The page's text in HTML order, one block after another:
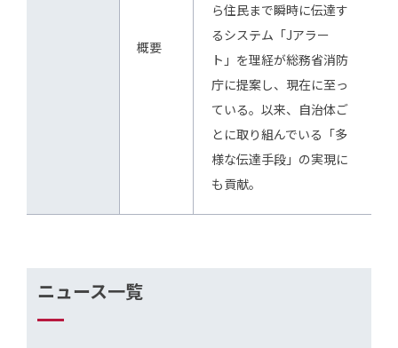
ニュース一覧
概要
ら住民まで瞬時に伝達す
るシステム「Jアラー
ト」を理経が総務省消防
庁に提案し、現在に至っ
ている。以来、自治体ご
とに取り組んでいる「多
様な伝達手段」の実現に
も貢献。